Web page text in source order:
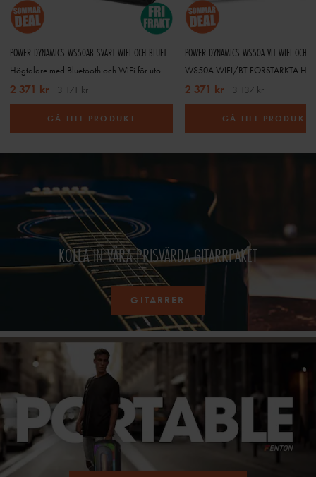
POWER DYNAMICS WS50AB SVART WIFI OCH BLUETOOTH AKTIVA HÖGTALARSET
Högtalare med Bluetooth och WiFi för utomhus- och inomhusbruk
2 371 kr 3 171 kr
GÅ TILL PRODUKT
2 371 kr 3 137 kr
GÅ TILL PRODUKT
KOLLA IN VÅRA PRISVÄRDA GITARRPAKET
GITARRER